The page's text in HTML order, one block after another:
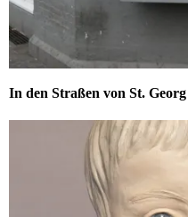
In den Straßen von St. Georg